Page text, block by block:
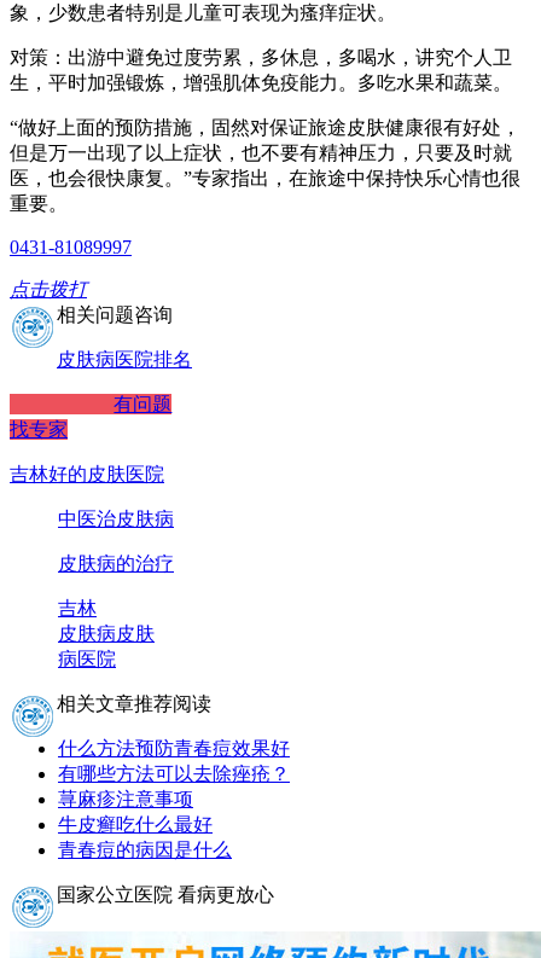
象，少数患者特别是儿童可表现为瘙痒症状。
对策：出游中避免过度劳累，多休息，多喝水，讲究个人卫
生，平时加强锻炼，增强肌体免疫能力。多吃水果和蔬菜。
“做好上面的预防措施，固然对保证旅途皮肤健康很有好处，
但是万一出现了以上症状，也不要有精神压力，只要及时就
医，也会很快康复。”专家指出，在旅途中保持快乐心情也很
重要。
0431-81089997
点击拨打
相关问题咨询
皮肤病医院排名
有问题
找专家
吉林好的皮肤医院
中医治皮肤病
皮肤病的治疗
吉林
皮肤病皮肤
病医院
相关文章推荐阅读
什么方法预防青春痘效果好
有哪些方法可以去除痤疮？
荨麻疹注意事项
牛皮癣吃什么最好
青春痘的病因是什么
国家公立医院 看病更放心